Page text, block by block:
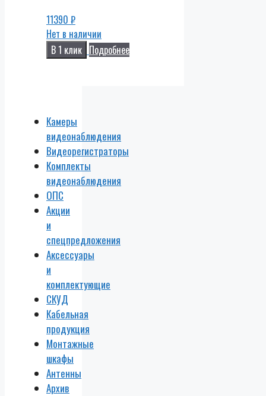
11390 ₽
Нет в наличии
В 1 клик Подробнее
Камеры
видеонаблюдения
Видеорегистраторы
Комплекты
видеонаблюдения
ОПС
Акции
и
спецпредложения
Аксессуары
и
комплектующие
СКУД
Кабельная
продукция
Монтажные
шкафы
Антенны
Архив